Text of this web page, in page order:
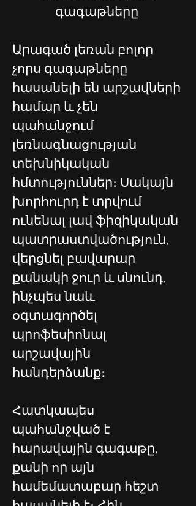
գագաթները
Արագած լեռան բոլոր
չորս գագաթները
հասանելի են արշավների
համար և չեն
պահանջում
լեռնագնացության
տեխնիկական
հմտություններ։ Սակայն
խորհուրդ է տրվում
ունենալ լավ ֆիզիկական
պատրաստվածություն,
վերցնել բավարար
քանակի ջուր և սնունդ,
ինչպես նաև
օգտագործել
պրոֆեսիոնալ
արշավային
հանդերձանք։
Հատկապես
պահանջված է
հարավային գագաթը,
քանի որ այն
համեմատաբար հեշտ